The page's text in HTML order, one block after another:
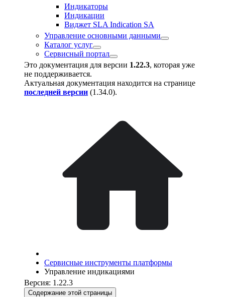
Индикаторы
Индикации
Виджeт SLA Indication SA
Управление основными данными
Каталог услуг
Сервисный портал
Это документация для версии 1.22.3, которая уже
не поддерживается.
Актуальная документация находится на странице
последней версии (1.34.0).
Сервисные инструменты платформы
Управление индикациями
Версия: 1.22.3
Содержание этой страницы